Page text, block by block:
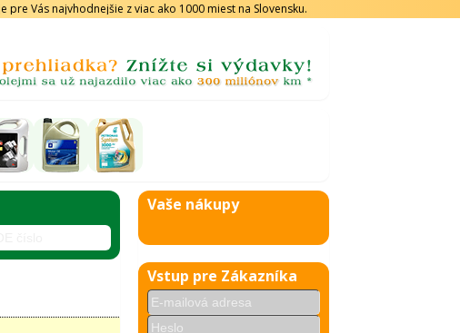
pre Vás najvhodnejšie z viac ako 1000 miest na Slovensku.
Vaše nákupy
Vstup pre Zákazníka